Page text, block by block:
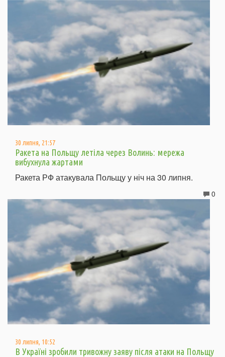
30 липня, 21:57
Ракета на Польщу летіла через Волинь: мережа
вибухнула жартами
Ракета РФ атакувала Польщу у ніч на 30 липня.
0
30 липня, 10:52
В Україні зробили тривожну заяву після атаки на Польщу